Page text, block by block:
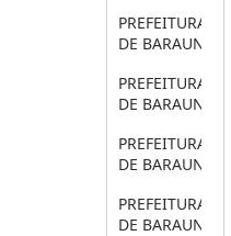
PREFEITURA
DE BARAUNA
PREFEITURA
DE BARAUNA
PREFEITURA
DE BARAUNA
PREFEITURA
DE BARAUNA